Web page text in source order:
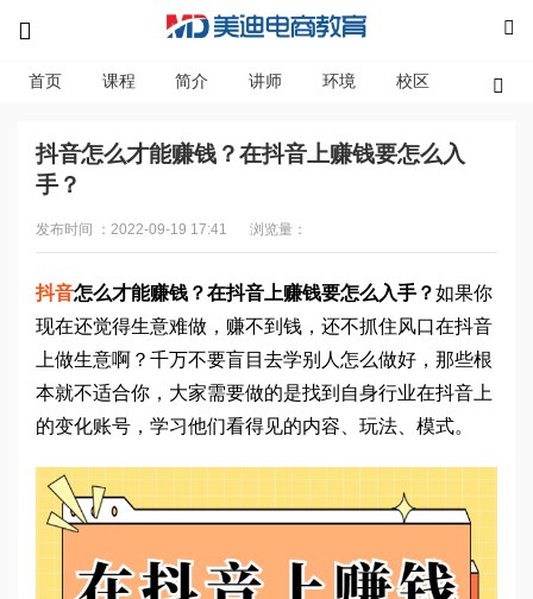
首页 课程 简介 讲师 环境 校区 资讯
抖音怎么才能赚钱？在抖音上赚钱要怎么入
手？
发布时间 ：2022-09-19 17:41 浏览量：
抖音怎么才能赚钱？在抖音上赚钱要怎么入手？如果你
现在还觉得生意难做，赚不到钱，还不抓住风口在抖音
上做生意啊？千万不要盲目去学别人怎么做好，那些根
本就不适合你，大家需要做的是找到自身行业在抖音上
的变化账号，学习他们看得见的内容、玩法、模式。